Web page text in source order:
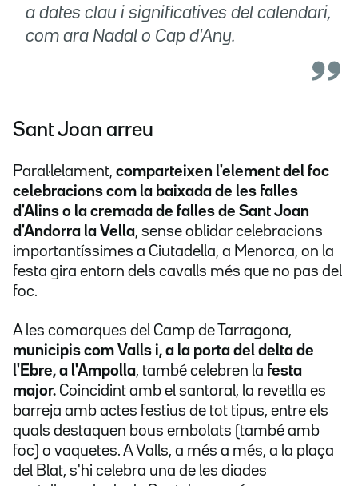
a dates clau i significatives del calendari,
com ara Nadal o Cap d'Any.
Sant Joan arreu
Paral·lelament, comparteixen l'element del foc
celebracions com la baixada de les falles
d'Alins o la cremada de falles de Sant Joan
d'Andorra la Vella, sense oblidar celebracions
importantíssimes a Ciutadella, a Menorca, on la
festa gira entorn dels cavalls més que no pas del
foc.
A les comarques del Camp de Tarragona,
municipis com Valls i, a la porta del delta de
l'Ebre, a l'Ampolla, també celebren la festa
major. Coincidint amb el santoral, la revetlla es
barreja amb actes festius de tot tipus, entre els
quals destaquen bous embolats (també amb
foc) o vaquetes. A Valls, a més a més, a la plaça
del Blat, s'hi celebra una de les diades